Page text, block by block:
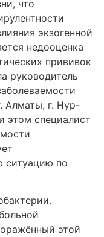
что
экзогенной
недооценка
прививок
руководитель
Алматы, г. Нур-
этом специалист
ситуацию по
этой